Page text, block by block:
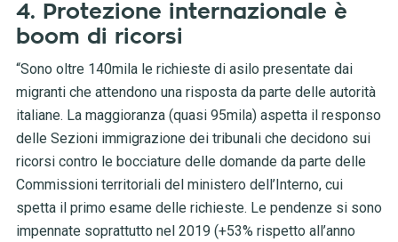
4. Protezione internazionale è
boom di ricorsi
“Sono oltre 140mila le richieste di asilo presentate dai
migranti che attendono una risposta da parte delle autorità
italiane. La maggioranza (quasi 95mila) aspetta il responso
delle Sezioni immigrazione dei tribunali che decidono sui
ricorsi contro le bocciature delle domande da parte delle
Commissioni territoriali del ministero dell’Interno, cui
spetta il primo esame delle richieste. Le pendenze si sono
impennate soprattutto nel 2019 (+53% rispetto all’anno